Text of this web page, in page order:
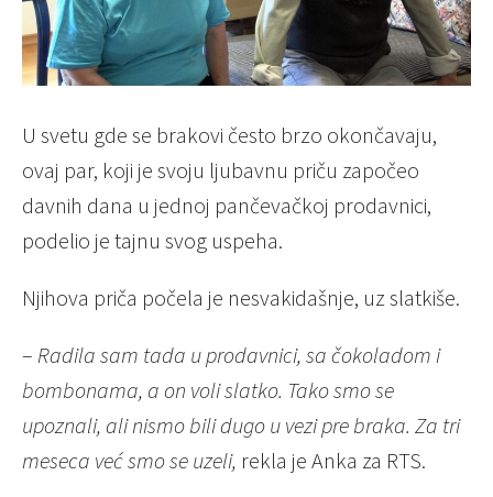
U svetu gde se brakovi često brzo okončavaju,
ovaj par, koji je svoju ljubavnu priču započeo
davnih dana u jednoj pančevačkoj prodavnici,
podelio je tajnu svog uspeha.
Njihova priča počela je nesvakidašnje, uz slatkiše.
– Radila sam tada u prodavnici, sa čokoladom i
bombonama, a on voli slatko. Tako smo se
upoznali, ali nismo bili dugo u vezi pre braka. Za tri
meseca već smo se uzeli, rekla je Anka za RTS.